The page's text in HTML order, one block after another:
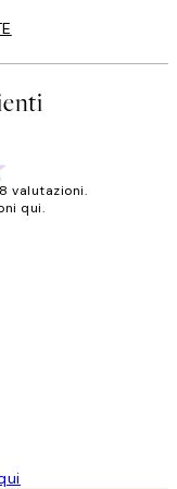
valutazioni.
qui.